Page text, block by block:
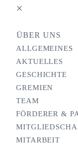
×
ÜBER UNS
ALLGEMEINES
AKTUELLES
GESCHICHTE
GREMIEN
TEAM
FÖRDERER &
MITARBEIT